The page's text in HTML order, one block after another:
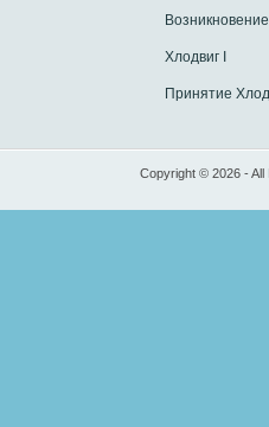
Хлодвиг I
Принятие
Copyright © 2026 -